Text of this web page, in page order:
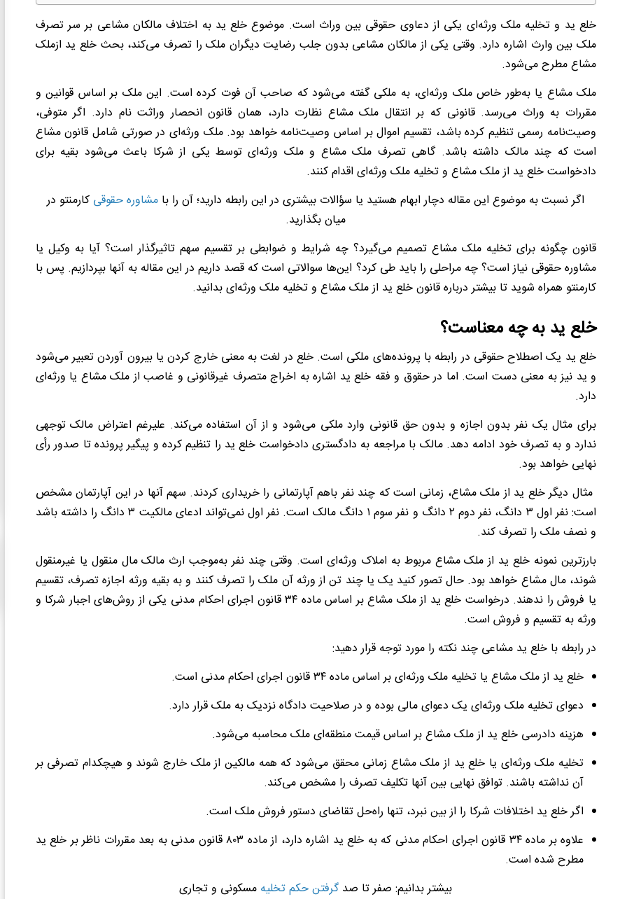
خلع ید و تخلیه ملک ورثه‌ای یکی از دعاوی حقوقی بین وراث است. موضوع خلع ید به اختلاف مالکان مشاعی بر سر تصرف
ملک بین وارث اشاره دارد. وقتی یکی از مالکان مشاعی بدون جلب رضایت دیگران ملک را تصرف می‌کند، بحث خلع ید ازملک
مشاع مطرح می‌شود.
ملک مشاع یا به‌طور خاص ملک ورثه‌ای، به ملکی گفته می‌شود که صاحب آن فوت کرده است. این ملک بر اساس قوانین و
مقررات به وراث می‌رسد. قانونی که بر انتقال ملک مشاع نظارت دارد، همان قانون انحصار وراثت نام دارد. اگر متوفی،
وصیت‌نامه رسمی تنظیم کرده باشد، تقسیم اموال بر اساس وصیت‌نامه خواهد بود. ملک ورثه‌ای در صورتی شامل قانون مشاع
است که چند مالک داشته باشد. گاهی تصرف ملک مشاع و ملک ورثه‌ای توسط یکی از شرکا باعث می‌شود بقیه برای
دادخواست خلع ید از ملک مشاع و تخلیه ملک ورثه‌ای اقدام کنند.
اگر نسبت به موضوع این مقاله دچار ابهام هستید یا سؤالات بیشتری در این رابطه دارید؛ آن را با مشاوره حقوقی کارمنتو در
میان بگذارید.
قانون چگونه برای تخلیه ملک مشاع تصمیم می‌گیرد؟ چه شرایط و ضوابطی بر تقسیم سهم تاثیرگذار است؟ آیا به وکیل یا
مشاوره حقوقی نیاز است؟ چه مراحلی را باید طی کرد؟ این‌ها سوالاتی است که قصد داریم در این مقاله به آنها بپردازیم. پس با
کارمنتو همراه شوید تا بیشتر درباره قانون خلع ید از ملک مشاع و تخلیه ملک ورثه‌ای بدانید.
خلع ید به چه معناست؟
خلع ید یک اصطلاح حقوقی در رابطه با پرونده‌های ملکی است. خلع در لغت به معنی خارج کردن یا بیرون آوردن تعبیر می‌شود
و ید نیز به معنی دست است. اما در حقوق و فقه خلع ید اشاره به اخراج متصرف غیرقانونی و غاصب از ملک مشاع یا ورثه‌ای
دارد.
برای مثال یک نفر بدون اجازه و بدون حق قانونی وارد ملکی می‌شود و از آن استفاده می‌کند. علیرغم اعتراض مالک توجهی
ندارد و به تصرف خود ادامه دهد. مالک با مراجعه به دادگستری دادخواست خلع ید را تنظیم کرده و پیگیر پرونده تا صدور رأی
نهایی خواهد بود.
مثال دیگر خلع ید از ملک مشاع، زمانی است که چند نفر باهم آپارتمانی را خریداری کردند. سهم آنها در این آپارتمان مشخص
است: نفر اول ۳ دانگ، نفر دوم ۲ دانگ و نفر سوم ۱ دانگ مالک است. نفر اول نمی‌تواند ادعای مالکیت ۳ دانگ را داشته باشد
و نصف ملک را تصرف کند.
بارزترین نمونه خلع ید از ملک مشاع مربوط به املاک ورثه‌ای است. وقتی چند نفر به‌موجب ارث مالک مال منقول یا غیرمنقول
شوند، مال مشاع خواهد بود. حال تصور کنید یک یا چند تن از ورثه آن ملک را تصرف کنند و به بقیه ورثه اجازه تصرف، تقسیم
یا فروش را ندهند. درخواست خلع ید از ملک مشاع بر اساس ماده ۳ ۴ قانون اجرای احکام مدنی یکی از روش‌های اجبار شرکا و
ورثه به تقسیم و فروش است.
در رابطه با خلع ید مشاعی چند نکته را مورد توجه قرار دهید:
خلع ید از ملک مشاع یا تخلیه ملک ورثه‌ای بر اساس ماده ۳۴ قانون اجرای احکام مدنی است.
دعوای تخلیه ملک ورثه‌ای یک دعوای مالی بوده و در صلاحیت دادگاه نزدیک به ملک قرار دارد.
هزینه دادرسی خلع ید از ملک مشاع بر اساس قیمت منطقه‌ای ملک محاسبه می‌شود.
تخلیه ملک ورثه‌ای یا خلع ید از ملک مشاع زمانی محقق می‌شود که همه مالکین از ملک خارج شوند و هیچکدام تصرفی بر
آن نداشته باشند. توافق نهایی بین آنها تکلیف تصرف را مشخص می‌کند.
اگر خلع ید اختلافات شرکا را از بین نبرد، تنها راه‌حل تقاضای دستور فروش ملک است.
علاوه بر ماده ۳۴ قانون اجرای احکام مدنی که به خلع ید اشاره دارد، از ماده ۸ ۰۳ قانون مدنی به بعد مقررات ناظر بر خلع ید
مطرح شده است.
بیشتر بدانیم: صفر تا صدگرفتن حکم تخلیه مسکونی و تجاری